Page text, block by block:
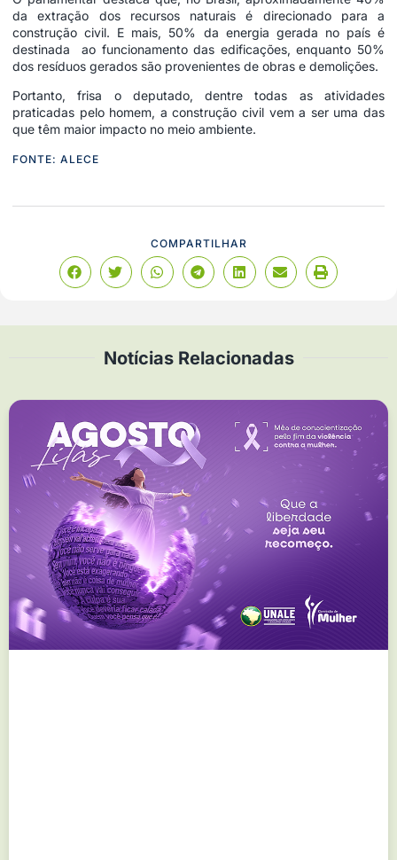
da extração dos recursos naturais é direcionado para a
construção civil. E mais, 50% da energia gerada no país é
destinada ao funcionamento das edificações, enquanto 50%
dos resíduos gerados são provenientes de obras e demolições.
Portanto, frisa o deputado, dentre todas as atividades
praticadas pelo homem, a construção civil vem a ser uma das
que têm maior impacto no meio ambiente.
FONTE: ALECE
COMPARTILHAR
Notícias Relacionadas